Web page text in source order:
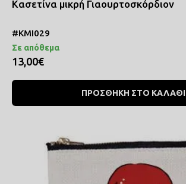
Κασετίνα μικρή Γιαουρτοσκόρδιον
#ΚΜΙ029
Σε απόθεμα
13,00€
ΠΡΟΣΘΗΚΗ ΣΤΟ ΚΑΛΑΘΙ